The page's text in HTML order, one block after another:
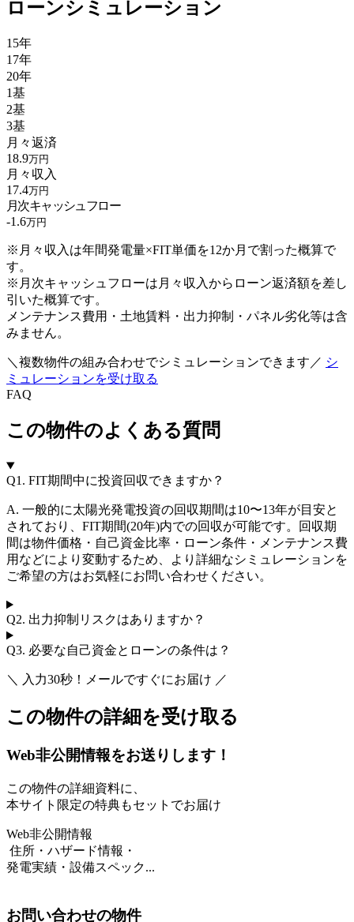
ローンシミュレーション
15年
17年
20年
1基
2基
3基
月々返済
18.9万円
月々収入
17.4万円
月次キャッシュフロー
-1.6万円
※月々収入は年間発電量×FIT単価を12か月で割った概算で
す。
※月次キャッシュフローは月々収入からローン返済額を差し
引いた概算です。
メンテナンス費用・土地賃料・出力抑制・パネル劣化等は含
みません。
＼複数物件の組み合わせでシミュレーションできます／ シ
ミュレーションを受け取る
FAQ
この物件のよくある質問
Q1. FIT期間中に投資回収できますか？
A. 一般的に太陽光発電投資の回収期間は10〜13年が目安と
されており、FIT期間(20年)内での回収が可能です。回収期
間は物件価格・自己資金比率・ローン条件・メンテナンス費
用などにより変動するため、より詳細なシミュレーションを
ご希望の方はお気軽にお問い合わせください。
Q2. 出力抑制リスクはありますか？
Q3. 必要な自己資金とローンの条件は？
＼ 入力30秒！メールですぐにお届け ／
この物件の詳細を受け取る
Web非公開情報をお送りします！
この物件の詳細資料に、
本サイト限定の特典もセットでお届け
Web非公開情報
住所・ハザード情報・
発電実績・設備スペック...
お問い合わせの物件